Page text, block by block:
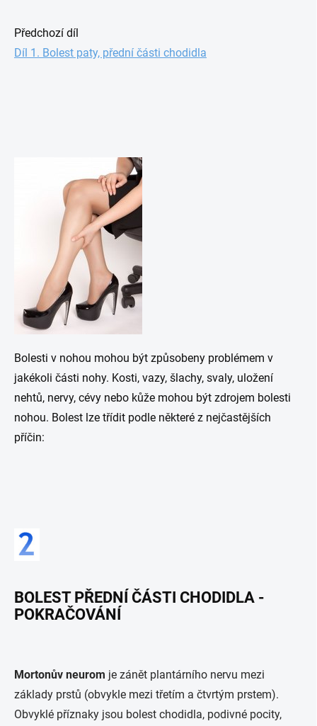
Předchozí díl
Díl 1. Bolest paty, přední části chodidla
Bolesti v nohou mohou být způsobeny problémem v
jakékoli části nohy. Kosti, vazy, šlachy, svaly, uložení
nehtů, nervy, cévy nebo kůže mohou být zdrojem bolesti
nohou. Bolest lze třídit podle některé z nejčastějších
příčin:
BOLEST PŘEDNÍ ČÁSTI CHODIDLA -
POKRAČOVÁNÍ
Mortonův neurom je zánět plantárního nervu mezi
základy prstů (obvykle mezi třetím a čtvrtým prstem).
Obvyklé příznaky jsou bolest chodidla, podivné pocity,